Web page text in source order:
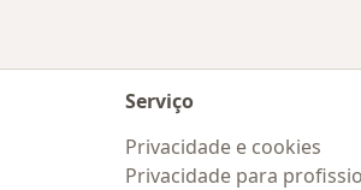
Serviço
Privacidade e cookies
Privacidade para